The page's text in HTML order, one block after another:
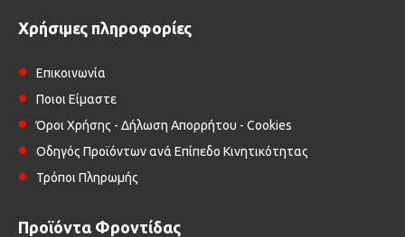
Χρήσιμες πληροφορίες
Επικοινωνία
Ποιοι Είμαστε
Όροι Χρήσης - Δήλωση Απορρήτου - Cookies
Οδηγός Προϊόντων ανά Επίπεδο Κινητικότητας
Τρόποι Πληρωμής
Προϊόντα Φροντίδας